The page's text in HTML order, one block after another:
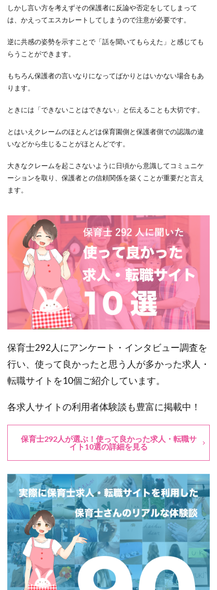
しかし言い方を考えずその保護者に反論や否定をしてしまって
は、かえってエスカレートしてしまうので注意が必要です。
逆に共感の姿勢を示すことで「話を聞いてもらえた」と感じても
らうことができます。
もちろん保護者の言いなりになってばかりとはいかない場合もあ
ります。
ときには「できないことはできない」と伝えることも大切です。
とはいえクレームのほとんどは保育園側と保護者側での認識の違
いなどから生じることがほとんどです。
大きなクレームを起こさないように日頃から意識してコミュニケ
ーションを取り、保護者との信頼関係を築くことが重要だと言え
ます。
保育士292人にアンケート・インタビュー調査を
行い、使って良かったと思う人が多かった求人・
転職サイトを10個ご紹介しています。
各求人サイトの利用者体験談も豊富に掲載中！
保育士292人が選ぶ！使って良かった求人・転職サ
イト10選の詳細を見る